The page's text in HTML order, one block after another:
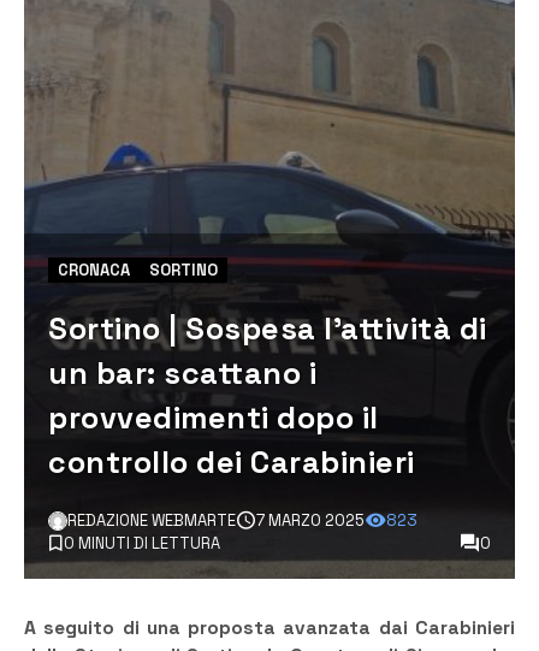
CRONACA SORTINO
Sortino | Sospesa l’attività di
un bar: scattano i
provvedimenti dopo il
controllo dei Carabinieri
REDAZIONE WEBMARTE 7 MARZO 2025
823
0 MINUTI DI LETTURA
0
A seguito di una proposta avanzata dai Carabinieri